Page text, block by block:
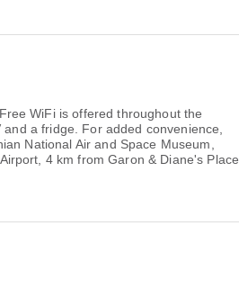
WiFi is offered throughout the
a fridge. For added convenience,
National Air and Space Museum,
4 km from Garon & Diane's Place.